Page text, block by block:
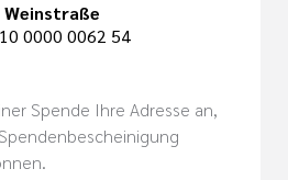
Weinstraße
0000 0062 54
Spende Ihre Adresse an,